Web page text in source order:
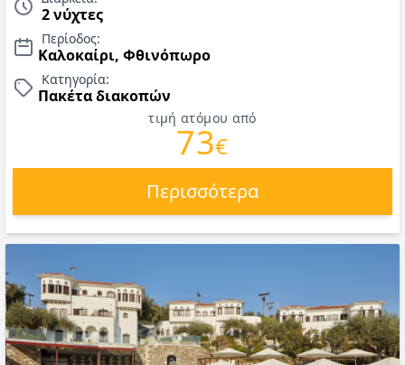
2 νύχτες
Περίοδος:
Καλοκαίρι, Φθινόπωρο
Κατηγορία:
Πακέτα διακοπών
τιμή ατόμου από
73€
Περισσότερα